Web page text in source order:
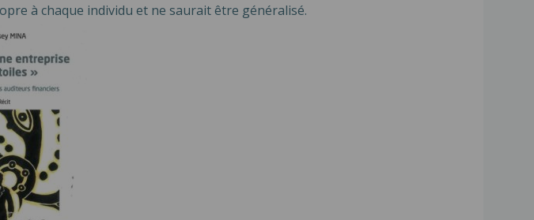
à chaque individu et ne saurait être généralisé.